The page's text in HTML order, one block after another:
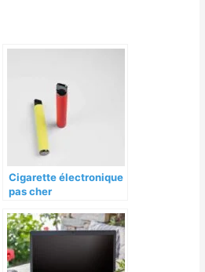
Cigarette électronique
pas cher